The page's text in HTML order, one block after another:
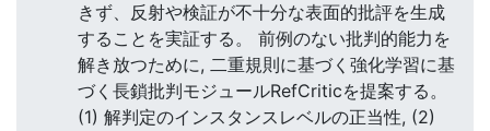
きず、反射や検証が不十分な表面的批評を生成
することを実証する。 前例のない批判的能力を
解き放つために, 二重規則に基づく強化学習に基
づく長鎖批判モジュールRefCriticを提案する。
(1) 解判定のインスタンスレベルの正当性, (2)